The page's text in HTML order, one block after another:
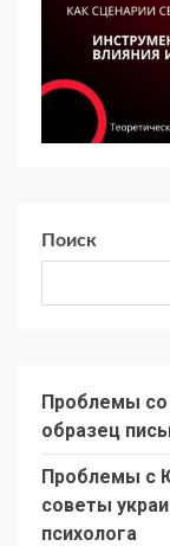
Поиск
Проблемы со
образец
Проблемы с
советы
психолога